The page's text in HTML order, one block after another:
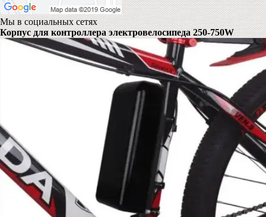
Мы в социальных сетях
Корпус для контроллера электровелосипеда 250-750W